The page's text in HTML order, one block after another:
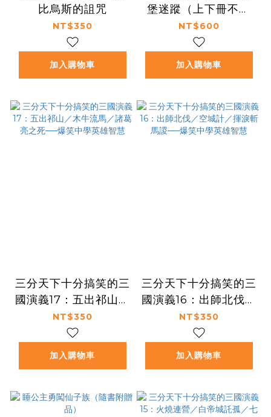
比烏斯的詛咒
NT$350
加入購物車
堡迷蹤（上下冊不分
售）（中高年級推理互
動讀本）
NT$600
加入購物車
三分天下十分搞笑的三
國演義17：五出祁山／
木牛流馬／諸葛亮之死
──爆笑中學英雄智慧
NT$350
加入購物車
三分天下十分搞笑的三
國演義16：出師北伐／
空城計／揮淚斬馬謖
──爆笑中學英雄智慧
NT$350
加入購物車